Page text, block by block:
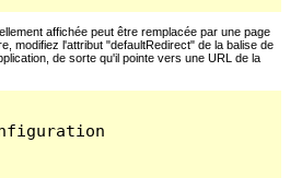
affichée peut être remplacée par une page
modifiez l'attribut "defaultRedirect" de la balise de
de sorte qu'il pointe vers une URL de la